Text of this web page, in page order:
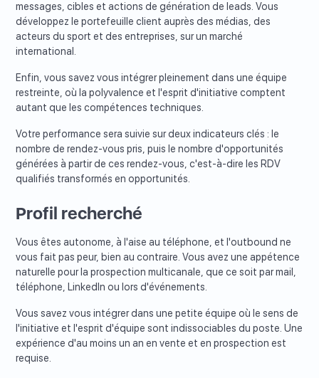
messages, cibles et actions de génération de leads. Vous
développez le portefeuille client auprès des médias, des
acteurs du sport et des entreprises, sur un marché
international.
Enfin, vous savez vous intégrer pleinement dans une équipe
restreinte, où la polyvalence et l'esprit d'initiative comptent
autant que les compétences techniques.
Votre performance sera suivie sur deux indicateurs clés : le
nombre de rendez-vous pris, puis le nombre d'opportunités
générées à partir de ces rendez-vous, c'est-à-dire les RDV
qualifiés transformés en opportunités.
Profil recherché
Vous êtes autonome, à l'aise au téléphone, et l'outbound ne
vous fait pas peur, bien au contraire. Vous avez une appétence
naturelle pour la prospection multicanale, que ce soit par mail,
téléphone, LinkedIn ou lors d'événements.
Vous savez vous intégrer dans une petite équipe où le sens de
l'initiative et l'esprit d'équipe sont indissociables du poste. Une
expérience d'au moins un an en vente et en prospection est
requise.